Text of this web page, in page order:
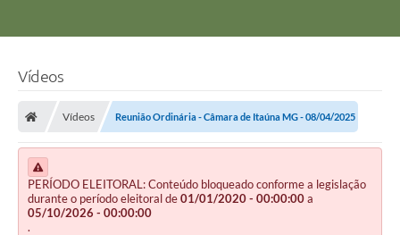
Vídeos
Vídeos Reunião Ordinária - Câmara de Itaúna MG - 08/04/2025
PERÍODO ELEITORAL: Conteúdo bloqueado conforme a legislação
durante o período eleitoral de01/01/2020 - 00:00:00a
05/10/2026 - 00:00:00
.